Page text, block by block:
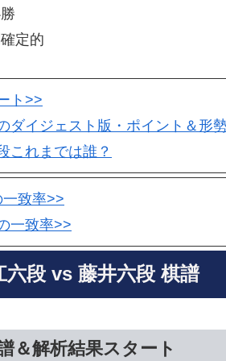
定的
ト>>
ダイジェスト版・ポイント＆形
これまでは誰？
致率>>
一致率>>
六段 vs 藤井六段 棋譜
＆解析結果スタート